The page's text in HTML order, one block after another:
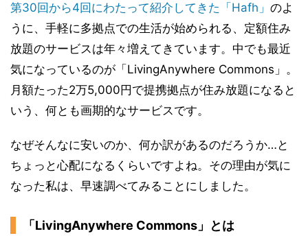
第30回から4回にわたって紹介してきた「Hafh」 のよ
うに、手軽に多拠点での生活が始められる、定額住み
放題のサービスは年々増えてきています。中でも最近
気になっているのが「LivingAnywhere Commons」。
月額たった2万5,000円で提携拠点が住み放題になると
いう、何とも画期的なサービスです。
なぜそんなに安いのか、何か訳があるのだろうか…と
ちょっと心配になるくらいですよね。その理由が気に
なった私は、早速調べてみることにしました。
「LivingAnywhere Commons」とは